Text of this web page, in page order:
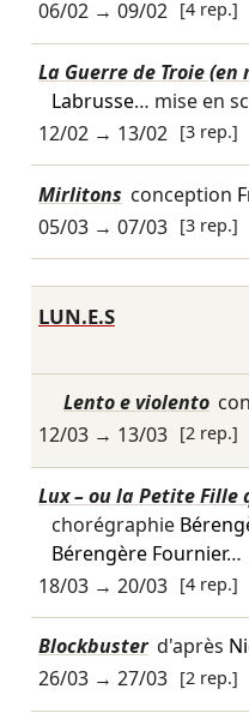
06/02→ 09/02 [4 rep.]
La Guerre de Troie (en
Labrusse… mise en
12/02→ 13/02 [3 rep.]
Mirlitons conception
05/03→ 07/03 [3 rep.]
LUN.E.S
Lento e violento
12/03→ 13/03 [2 rep.]
Lux – ou la Petite
chorégraphie
Bérengère Fournier…
18/03→ 20/03 [4 rep.]
Blockbuster d'après
26/03→ 27/03 [2 rep.]